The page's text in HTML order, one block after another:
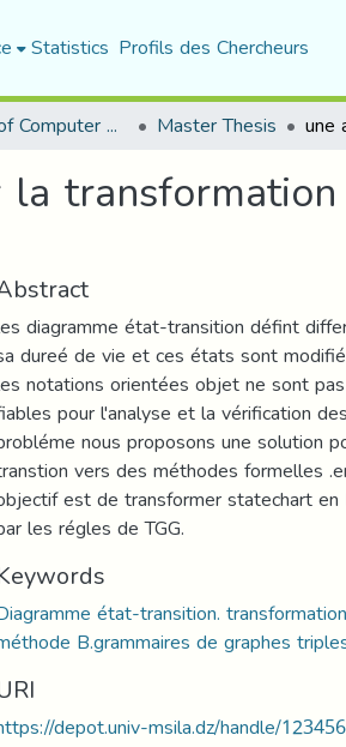
Statistics Profils des Chercheurs
Department of Computer Science Master Thesis
diagramme état-transition défint
dureé de vie et ces états sont
notations orientées objet ne sont
pour l'analyse et la vérification
nous proposons une solution
vers des méthodes formelles
est de transformer statechart
les régles de TGG.
état-transition.
B.grammaires de graphes
depot.univ-msila.dz/handle/